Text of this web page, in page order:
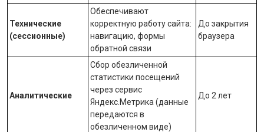
Технические
(сессионные)
Обеспечивают
корректную работу сайта:
навигацию, формы
обратной связи
До закрытия
браузера
Аналитические
Сбор обезличенной
статистики посещений
через сервис
Яндекс.Метрика (данные
передаются в
обезличенном виде)
До 2 лет